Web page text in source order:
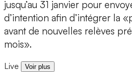
jusqu’au 31 janvier pour
d’intention afin d’intégrer la
avant de nouvelles relèves
mois».
Live Voir plus